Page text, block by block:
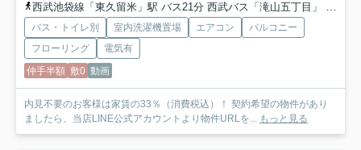
西武池袋線「東久留米」駅 バス21分 西武バス「滝山五丁目」 停歩8分
バス・トイレ別 室内洗濯機置場 エアコン
バルコニー
フローリング
電気有
仲手半額 敷0 動画
内見不要のお客様は家賃の33％（消費税込）！ 契約希望の物件があり
ましたら、当店LINE公式アカウントより物件URLを... もっと見る